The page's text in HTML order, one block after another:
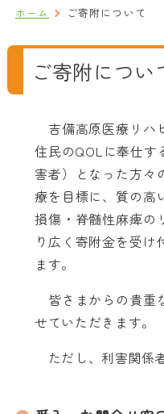
ホーム ご寄附について
ご寄附につい
吉備高原医療リハ
住民のQOLに奉仕す
害者）となった方々
療を目標に、質の高
損傷・脊髄性麻痺の
り広く寄附金を受
ます。
皆さまからの貴重
せていただきます。
ただし、利害関係